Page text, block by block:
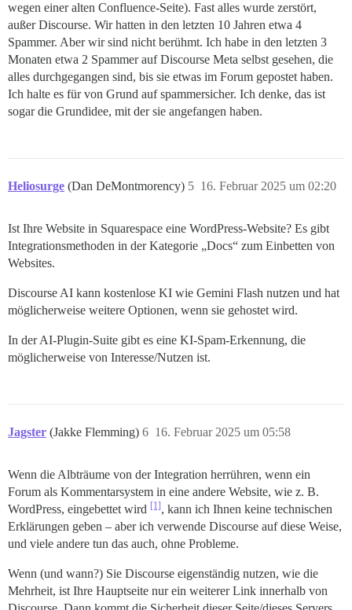
wegen einer alten Confluence-Seite). Fast alles wurde zerstört,
außer Discourse. Wir hatten in den letzten 10 Jahren etwa 4
Spammer. Aber wir sind nicht berühmt. Ich habe in den letzten 3
Monaten etwa 2 Spammer auf Discourse Meta selbst gesehen, die
alles durchgegangen sind, bis sie etwas im Forum gepostet haben.
Ich halte es für von Grund auf spammersicher. Ich denke, das ist
sogar die Grundidee, mit der sie angefangen haben.
Heliosurge (Dan DeMontmorency) 16. Februar 2025 um 02:20
5
Ist Ihre Website in Squarespace eine WordPress-Website? Es gibt
Integrationsmethoden in der Kategorie „Docs“ zum Einbetten von
Websites.
Discourse AI kann kostenlose KI wie Gemini Flash nutzen und hat
möglicherweise weitere Optionen, wenn sie gehostet wird.
In der AI-Plugin-Suite gibt es eine KI-Spam-Erkennung, die
möglicherweise von Interesse/Nutzen ist.
Jagster (Jakke Flemming) 16. Februar 2025 um 05:58
6
Wenn die Albträume von der Integration herrühren, wenn ein
Forum als Kommentarsystem in eine andere Website, wie z. B.
WordPress, eingebettet wird [1] , kann ich Ihnen keine technischen
Erklärungen geben – aber ich verwende Discourse auf diese Weise,
und viele andere tun das auch, ohne Probleme.
Wenn (und wann?) Sie Discourse eigenständig nutzen, wie die
Mehrheit, ist Ihre Hauptseite nur ein weiterer Link innerhalb von